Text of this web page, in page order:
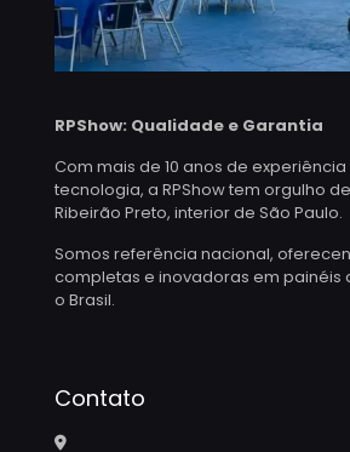
RPShow: Qualidade e Garantia
Com mais de 10 anos de
tecnologia, a RPShow tem orgulho
Ribeirão Preto, interior de São Paulo.
Somos referência nacional,
completas e inovadoras em painéis
o Brasil.
Contato